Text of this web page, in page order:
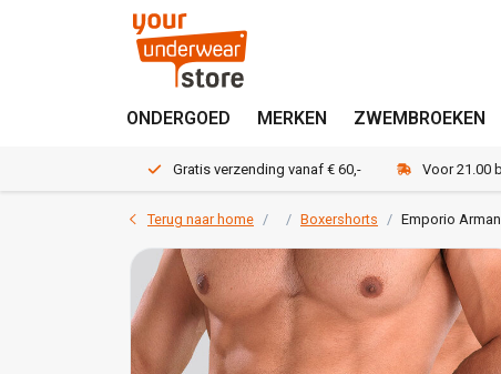
ONDERGOED MERKEN ZWEMBROEKEN
Gratis verzending vanaf € 60,- Voor 21.00
Terug naar home Boxershorts Emporio